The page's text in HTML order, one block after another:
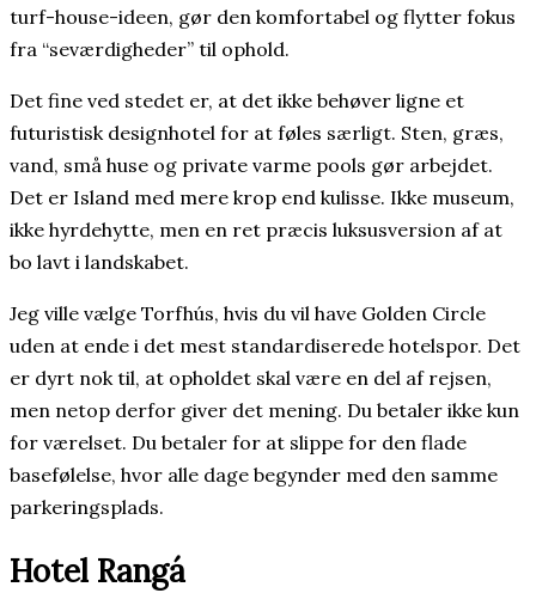
turf-house-ideen, gør den komfortabel og flytter fokus
fra “seværdigheder” til ophold.
Det fine ved stedet er, at det ikke behøver ligne et
futuristisk designhotel for at føles særligt. Sten, græs,
vand, små huse og private varme pools gør arbejdet.
Det er Island med mere krop end kulisse. Ikke museum,
ikke hyrdehytte, men en ret præcis luksusversion af at
bo lavt i landskabet.
Jeg ville vælge Torfhús, hvis du vil have Golden Circle
uden at ende i det mest standardiserede hotelspor. Det
er dyrt nok til, at opholdet skal være en del af rejsen,
men netop derfor giver det mening. Du betaler ikke kun
for værelset. Du betaler for at slippe for den flade
basefølelse, hvor alle dage begynder med den samme
parkeringsplads.
Hotel Rangá